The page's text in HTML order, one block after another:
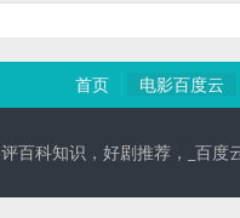
首页 电影百度云
百科知识，好剧推荐，_百度